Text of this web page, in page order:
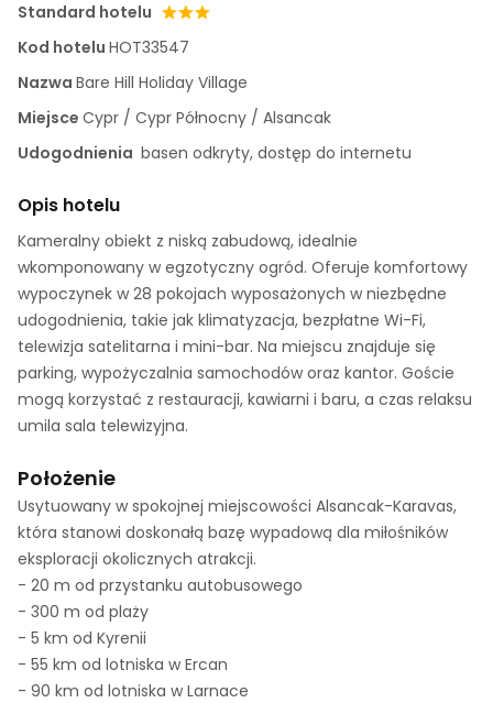
Standard hotelu
Kod hotelu HOT33547
Nazwa Bare Hill Holiday Village
Miejsce Cypr / Cypr Północny / Alsancak
Udogodnienia basen odkryty, dostęp do internetu
Opis hotelu
Kameralny obiekt z niską zabudową, idealnie
wkomponowany w egzotyczny ogród. Oferuje komfortowy
wypoczynek w 28 pokojach wyposażonych w niezbędne
udogodnienia, takie jak klimatyzacja, bezpłatne Wi-Fi,
telewizja satelitarna i mini-bar. Na miejscu znajduje się
parking, wypożyczalnia samochodów oraz kantor. Goście
mogą korzystać z restauracji, kawiarni i baru, a czas relaksu
umila sala telewizyjna.
Położenie
Usytuowany w spokojnej miejscowości Alsancak-Karavas,
która stanowi doskonałą bazę wypadową dla miłośników
eksploracji okolicznych atrakcji.
- 20 m od przystanku autobusowego
- 300 m od plaży
- 5 km od Kyrenii
- 55 km od lotniska w Ercan
- 90 km od lotniska w Larnace